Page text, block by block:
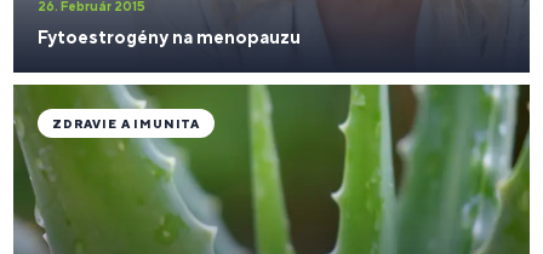
26. Február 2015
Fytoestrogény na menopauzu
ZDRAVIE A IMUNITA